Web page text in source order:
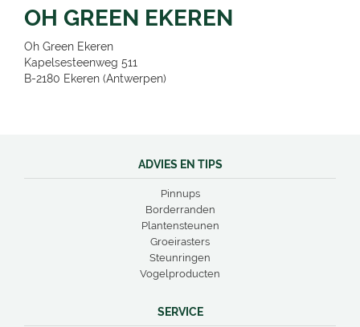
OH GREEN EKEREN
Oh Green Ekeren
Kapelsesteenweg 511
B-2180 Ekeren (Antwerpen)
ADVIES EN TIPS
Pinnups
Borderranden
Plantensteunen
Groeirasters
Steunringen
Vogelproducten
SERVICE